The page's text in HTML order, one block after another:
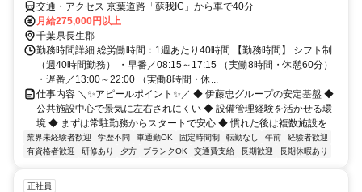
社
交通・アクセス 京葉道路「蘇我IC」から車で40分
月給275,000円以上
千葉県長生郡
勤務時間詳細 総労働時間：1週あたり40時間 【勤務時間】 シフト制
（週40時間勤務） ・早番／08:15～17:15 （実働8時間・休憩60分）
・遅番／13:00～22:00 （実働8時間・休...
仕事内容 ＼✨アピールポイント✨／ ◆ 伊藤忠グループの安定基盤 ◆
公共施設中心で景気に左右されにくい ◆ 設備管理経験を活かせる環
境 ◆ まずは常駐勤務からスタートで安心 ◆ 慣れた後は複数施設を...
業界未経験者歓迎 学歴不問 車通勤OK 固定時間制 転勤なし 午前
経験者歓迎
有資格者歓迎
研修あり 夕方 ブランクOK 交通費支給 長期歓迎 長期休暇あり
正社員